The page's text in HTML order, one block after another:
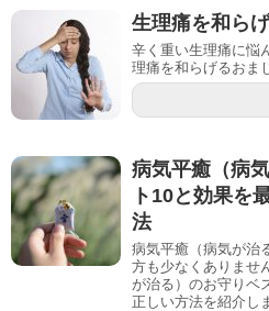
生理痛を和ら
辛く重い生理痛に悩
理痛を和らげるおま
病気平癒（病
ト10と効果を
法
病気平癒（病気が治
方も少なくありませ
が治る）のお守りベ
正しい方法を紹介し